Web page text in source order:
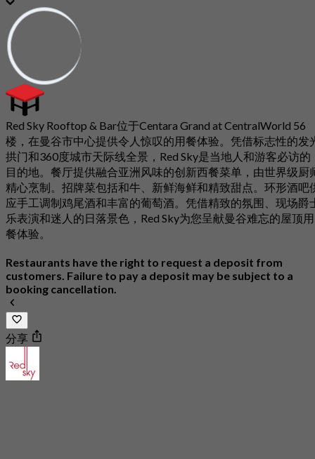
Red Sky Rooftop & Bar位于Centara Grand at CentralWorld 56
楼，在曼谷市中心提供令人惊叹的用餐体验。凭借标志性的发
拱门和360度城市天际线全景，Red Sky是当地人和游客必访的
目的地。餐厅提供融合亚洲风味的创新西餐菜单，由世界级厨
精心烹制。招牌菜包括和牛、新鲜海鲜和精致甜点。环形酒吧
应手工调制鸡尾酒和丰富的葡萄酒。凭借精致的氛围、现场爵
乐表演和迷人的日落景色，Red Sky为您呈献曼谷难忘的屋顶用
餐体验。
Restaurants have the right to request a deposit from
customers. Failure to pay a deposit may be subject to a
booking cancellation.
分享